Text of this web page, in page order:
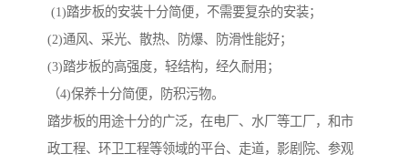
(1)踏步板的安装十分简便，不需要复杂的安装；
(2)通风、采光、散热、防爆、防滑性能好；
(3)踏步板的高强度，轻结构，经久耐用；
（4)保养十分简便，防积污物。
踏步板的用途十分的广泛，在电厂、水厂等工厂，和市
政工程、环卫工程等领域的平台、走道，影剧院、参观